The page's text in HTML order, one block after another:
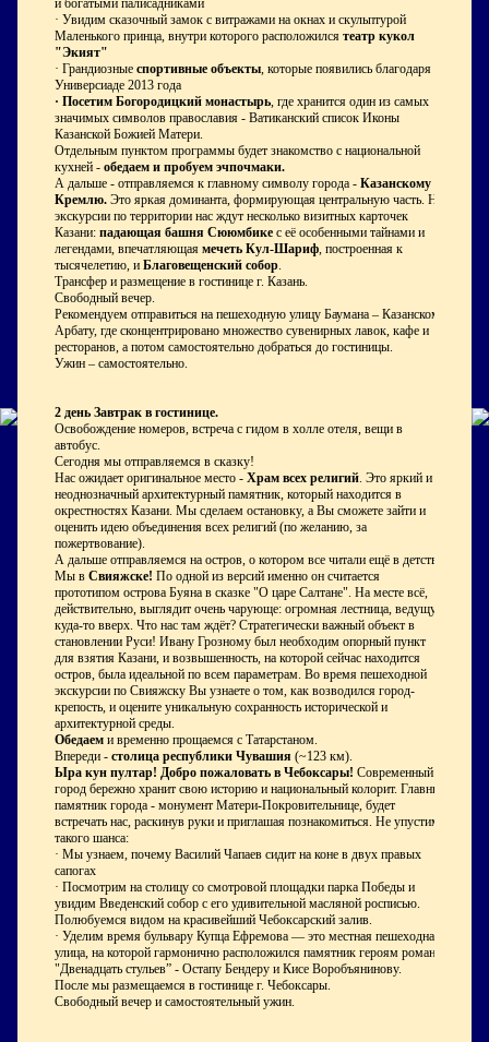
и богатыми палисадниками
· Увидим сказочный замок с витражами на окнах и скульптурой
Маленького принца, внутри которого расположился театр кукол
"Экият"
· Грандиозные спортивные объекты, которые появились благодаря
Универсиаде 2013 года
· Посетим Богородицкий монастырь, где хранится один из самых
значимых символов православия - Ватиканский список Иконы
Казанской Божией Матери.
Отдельным пунктом программы будет знакомство с национальной
кухней - обедаем и пробуем эчпочмаки.
А дальше - отправляемся к главному символу города - Казанскому
Кремлю. Это яркая доминанта, формирующая центральную часть. На
экскурсии по территории нас ждут несколько визитных карточек
Казани: падающая башня Сююмбике с её особенными тайнами и
легендами, впечатляющая мечеть Кул-Шариф, построенная к
тысячелетию, и Благовещенский собор.
Трансфер и размещение в гостинице г. Казань.
Свободный вечер.
Рекомендуем отправиться на пешеходную улицу Баумана – Казанскому
Арбату, где сконцентрировано множество сувенирных лавок, кафе и
ресторанов, а потом самостоятельно добраться до гостиницы.
Ужин – самостоятельно.
2 день Завтрак в гостинице.
Освобождение номеров, встреча с гидом в холле отеля, вещи в
автобус.
Сегодня мы отправляемся в сказку!
Нас ожидает оригинальное место - Храм всех религий. Это яркий и
неоднозначный архитектурный памятник, который находится в
окрестностях Казани. Мы сделаем остановку, а Вы сможете зайти и
оценить идею объединения всех религий (по желанию, за
пожертвование).
А дальше отправляемся на остров, о котором все читали ещё в детстве!
Мы в Свияжске! По одной из версий именно он считается
прототипом острова Буяна в сказке "О царе Салтане". На месте всё,
действительно, выглядит очень чарующе: огромная лестница, ведущую
куда-то вверх. Что нас там ждёт? Стратегически важный объект в
становлении Руси! Ивану Грозному был необходим опорный пункт
для взятия Казани, и возвышенность, на которой сейчас находится
остров, была идеальной по всем параметрам. Во время пешеходной
экскурсии по Свияжску Вы узнаете о том, как возводился город-
крепость, и оцените уникальную сохранность исторической и
архитектурной среды.
Обедаем и временно прощаемся с Татарстаном.
Впереди - столица республики Чувашия (~123 км).
Ыра кун пултар! Добро пожаловать в Чебоксары! Современный
город бережно хранит свою историю и национальный колорит. Главный
памятник города - монумент Матери-Покровительнице, будет
встречать нас, раскинув руки и приглашая познакомиться. Не упустим
такого шанса:
· Мы узнаем, почему Василий Чапаев сидит на коне в двух правых
сапогах
· Посмотрим на столицу со смотровой площадки парка Победы и
увидим Введенский собор с его удивительной масляной росписью.
Полюбуемся видом на красивейший Чебоксарский залив.
· Уделим время бульвару Купца Ефремова — это местная пешеходная
улица, на которой гармонично расположился памятник героям романа
"Двенадцать стульев” - Остапу Бендеру и Кисе Воробъянинову.
После мы размещаемся в гостинице г. Чебоксары.
Свободный вечер и самостоятельный ужин.